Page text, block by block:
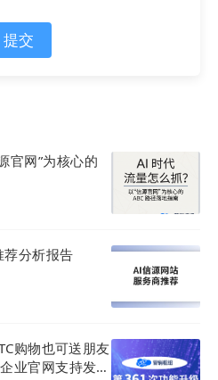
槛，我们将自动为您的
文件协议。
一套标准化的数据内容，您
可默认开启。它能主动的引
视觉代码，从而直接读取
提交
官网”为核心的
分析报告
购物也可送朋友
业官网支持发拜